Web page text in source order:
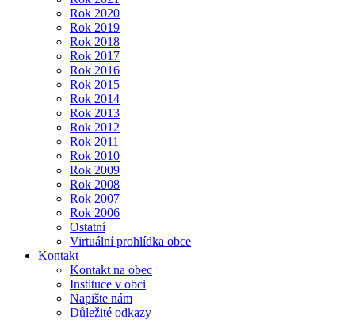
Rok 2020
Rok 2019
Rok 2018
Rok 2017
Rok 2016
Rok 2015
Rok 2014
Rok 2013
Rok 2012
Rok 2011
Rok 2010
Rok 2009
Rok 2008
Rok 2007
Rok 2006
Ostatní
Virtuální prohlídka obce
Kontakt
Kontakt na obec
Instituce v obci
Napište nám
Důležité odkazy